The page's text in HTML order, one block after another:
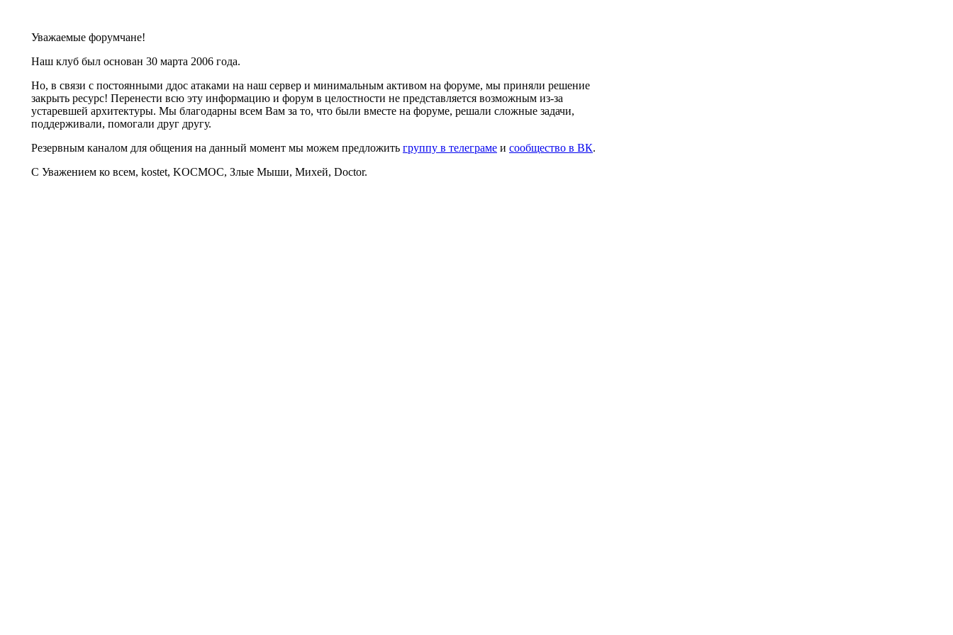
Уважаемые форумчане!
Наш клуб был основан 30 марта 2006 года.
Но, в связи с постоянными ддос атаками на наш сервер и минимальным активом на форуме, мы приняли решение
закрыть ресурс! Перенести всю эту информацию и форум в целостности не представляется возможным из-за
устаревшей архитектуры. Мы благодарны всем Вам за то, что были вместе на форуме, решали сложные задачи,
поддерживали, помогали друг другу.
Резервным каналом для общения на данный момент мы можем предложить группу в телеграме и сообщество в ВК.
С Уважением ко всем, kostet, KOCMOC, Злые Мыши, Михей, Doctor.